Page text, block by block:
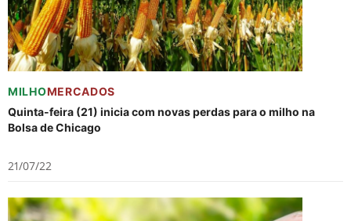
MILHOMERCADOS
Quinta-feira (21) inicia com novas perdas para o milho na
Bolsa de Chicago
21/07/22